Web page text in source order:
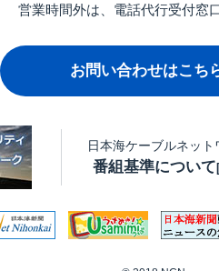
営業時間外は、電話代行受付窓
お問い合わせはこち
日本海ケーブルネット
番組基準について